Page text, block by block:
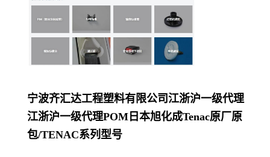
宁波齐汇达工程塑料有限公司江浙沪一级代理
江浙沪一级代理POM日本旭化成Tenac原厂原
包/TENAC系列型号